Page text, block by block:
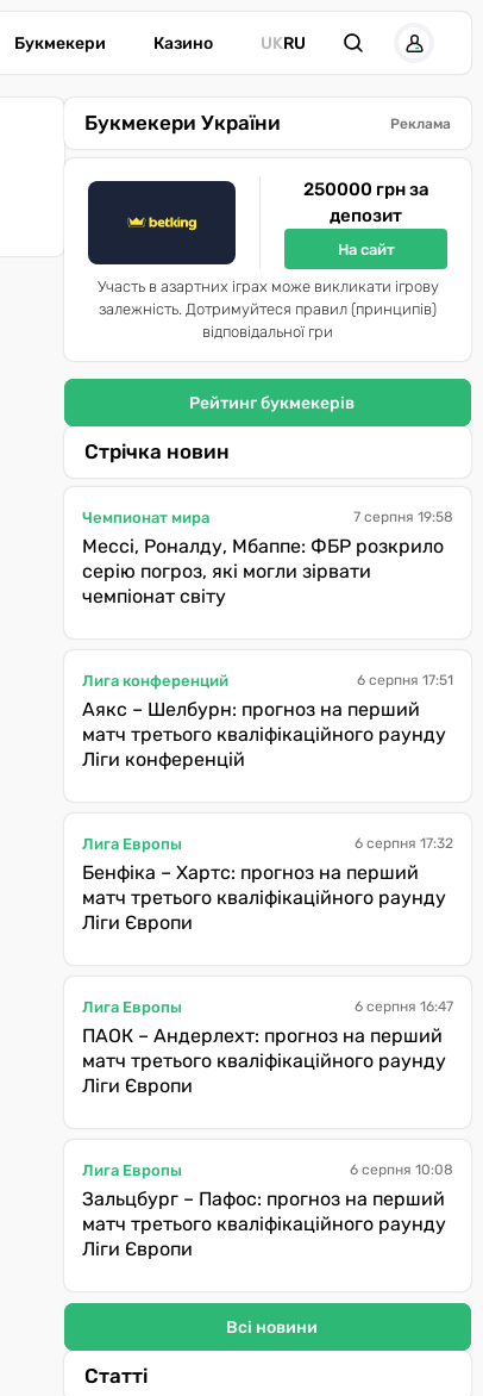
Букмекери Казино UKRU
Букмекери України Реклама
250000 грн за
депозит
На сайт
Участь в азартних іграх може викликати ігрову
залежність. Дотримуйтеся правил (принципів)
відповідальної гри
Рейтинг букмекерів
Стрічка новин
Чемпионат мира 7 серпня 19:58
Мессі, Роналду, Мбаппе: ФБР розкрило
серію погроз, які могли зірвати
чемпіонат світу
Лига конференций 6 серпня 17:51
Аякс – Шелбурн: прогноз на перший
матч третього кваліфікаційного раунду
Ліги конференцій
Лига Европы 6 серпня 17:32
Бенфіка – Хартс: прогноз на перший
матч третього кваліфікаційного раунду
Ліги Європи
Лига Европы 6 серпня 16:47
ПАОК – Андерлехт: прогноз на перший
матч третього кваліфікаційного раунду
Ліги Європи
Лига Европы 6 серпня 10:08
Зальцбург – Пафос: прогноз на перший
матч третього кваліфікаційного раунду
Ліги Європи
Всі новини
Статті